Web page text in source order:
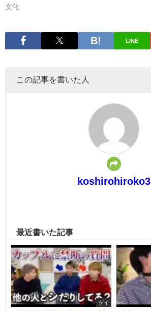
文化
LINE
この記事を書いた人
koshirohiroko3
最近書いた記事
ゲイ